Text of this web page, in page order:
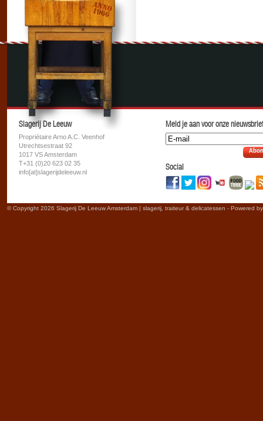
Slagerij De Leeuw
Propriétaire Arno A.C. Veenhof
Utrechtsestraat 92
1017 VS Amsterdam
T+31 (0)20 623 02 35
info[at]slagerijdeleeuw.nl
Meld je aan voor onze
Social
© Copyright 2026 Slagerij De Leeuw Amsterdam | slagerij, traiteur & delicatessen - Powered